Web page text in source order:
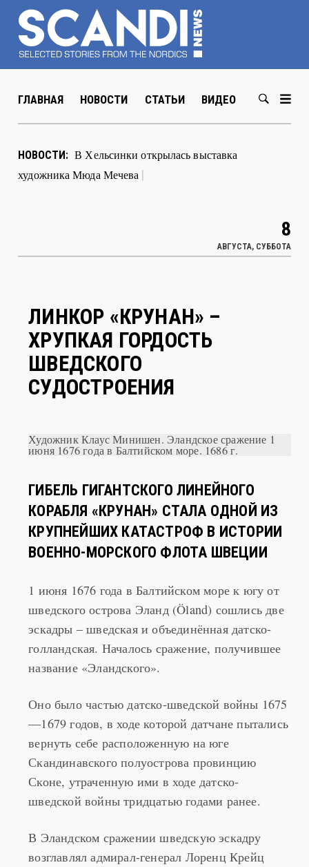
ГЛАВНАЯ НОВОСТИ СТАТЬИ ВИДЕО ABOUT US
НОВОСТИ: В Хельсинки открылась выставка
художника Мюда Мечева |
8
АВГУСТА, СУББОТА
ЛИНКОР «КРУНАН» –
ХРУПКАЯ ГОРДОСТЬ
ШВЕДСКОГО
СУДОСТРОЕНИЯ
Художник Клаус Минишен. Эландское сражение 1
июня 1676 года в Балтийском море. 1686 г.
ГИБЕЛЬ ГИГАНТСКОГО ЛИНЕЙНОГО
КОРАБЛЯ «КРУНАН» СТАЛА ОДНОЙ ИЗ
КРУПНЕЙШИХ КАТАСТРОФ В ИСТОРИИ
ВОЕННО-МОРСКОГО ФЛОТА ШВЕЦИИ
1 июня 1676 года в Балтийском море к югу от
шведского острова Эланд (Öland) сошлись две
эскадры – шведская и объединённая датско-
голландская. Началось сражение, получившее
название «Эландского».
Оно было частью датско-шведской войны 1675
—1679 годов, в ходе которой датчане пытались
вернуть себе расположенную на юге
Скандинавского полуострова провинцию
Сконе, утраченную ими в ходе датско-
шведской войны тридцатью годами ранее.
В Эландском сражении шведскую эскадру
возглавлял адмирал-генерал Лоренц Крейц